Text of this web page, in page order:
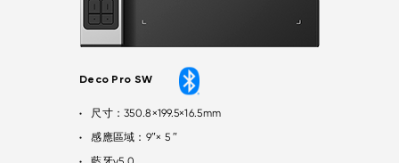
Deco Pro SW
● 尺寸：350.8×199.5×16.5mm
● 感應區域：9″× 5 ″
●